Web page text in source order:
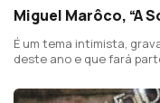
Miguel Marôco, “A
É um tema intimista,
deste ano e que fará